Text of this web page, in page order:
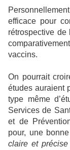
efficace pour
rétrospective de
vaccins.
On pourrait
études auraient
type même
Services de
et de
pour, une
claire et précise